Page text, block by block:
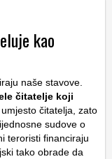
kao
naše stavove.
čitatelje koji
umjesto čitatelja, zato
sudove o
teroristi financiraju
tako obrade da